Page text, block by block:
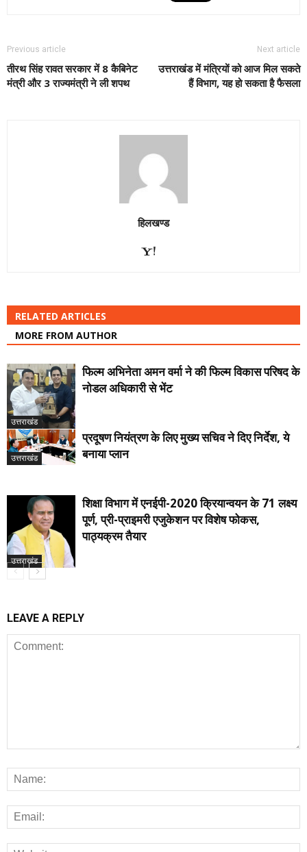
Previous article
तीरथ सिंह रावत सरकार में 8 कैबिनेट
मंत्री और 3 राज्यमंत्री ने ली शपथ
Next article
उत्तराखंड में मंत्रियों को आज मिल सकते
हैं विभाग, यह हो सकता है फैसला
हिलखण्ड
RELATED ARTICLES
MORE FROM AUTHOR
उत्तराखंड
फिल्म अभिनेता अमन वर्मा ने की फिल्म विकास परिषद के
नोडल अधिकारी से भेंट
उत्तराखंड
प्रदूषण नियंत्रण के लिए मुख्य सचिव ने दिए निर्देश, ये
बनाया प्लान
उत्तराखंड
शिक्षा विभाग में एनईपी-2020 क्रियान्वयन के 71 लक्ष्य
पूर्ण, प्री-प्राइमरी एजुकेशन पर विशेष फोकस,
पाठ्यक्रम तैयार
LEAVE A REPLY